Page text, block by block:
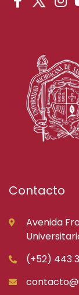
Contacto
Avenida
(+52) 443